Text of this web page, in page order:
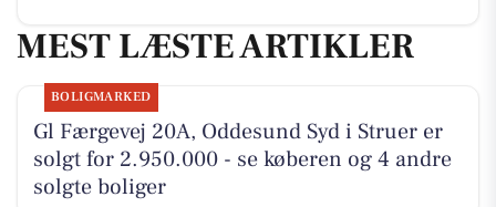
MEST LÆSTE ARTIKLER
BOLIGMARKED
Gl Færgevej 20A, Oddesund Syd i Struer er
solgt for 2.950.000 - se køberen og 4 andre
solgte boliger